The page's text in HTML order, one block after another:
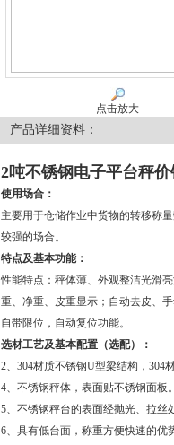
点击放大
产品详细资料：
2吨不锈钢电子平台秤价
使用场合：
主要用于仓储作业中货物的转移称
较强的场合。
特点及基本功能：
性能特点：秤体薄、外观整洁光滑
重、净重、皮重显示；自动去皮、
自带限位，自动复位功能。
选材工艺及基本配置（选配）：
2、304材质不锈钢U型梁结构，304
4、不锈钢秤体，表面贴不锈钢面板
5、不锈钢秤台的表面经抛光、拉丝
6、具有低台面，称重方便快速的优